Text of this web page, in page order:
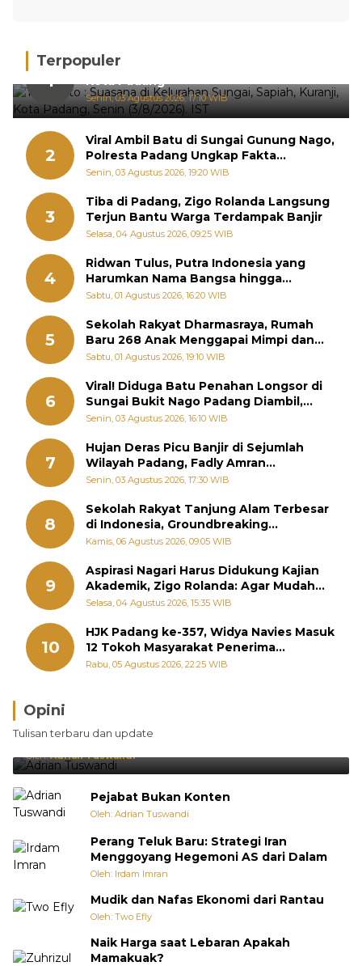
Terpopuler
1
Hujan Deras, 15 Titik Banjir Terdeteksi di
Kota Padang
Senin, 03 Agustus 2026, 17:10 WIB
2
Viral Ambil Batu di Sungai Gunung Nago,
Polresta Padang Ungkap Fakta
Sebenarnya
Senin, 03 Agustus 2026, 19:20 WIB
3
Tiba di Padang, Zigo Rolanda Langsung
Terjun Bantu Warga Terdampak Banjir
Selasa, 04 Agustus 2026, 09:25 WIB
4
Ridwan Tulus, Putra Indonesia yang
Harumkan Nama Bangsa hingga
Diabadikan dalam Buku Jepang
Sabtu, 01 Agustus 2026, 16:20 WIB
5
Sekolah Rakyat Dharmasraya, Rumah
Baru 268 Anak Menggapai Mimpi dan
Memutus Rantai Kemiskinan
Sabtu, 01 Agustus 2026, 19:10 WIB
6
Viral! Diduga Batu Penahan Longsor di
Sungai Bukit Nago Padang Diambil,
Warga Khawatir Bencana Terulang
Senin, 03 Agustus 2026, 16:10 WIB
7
Hujan Deras Picu Banjir di Sejumlah
Wilayah Padang, Fadly Amran
Perintahkan OPD Siaga
Senin, 03 Agustus 2026, 17:30 WIB
8
Sekolah Rakyat Tanjung Alam Terbesar
di Indonesia, Groundbreaking
September
Kamis, 06 Agustus 2026, 09:05 WIB
9
Aspirasi Nagari Harus Didukung Kajian
Akademik, Zigo Rolanda: Agar Mudah
Diperjuangkan di Kementerian
Selasa, 04 Agustus 2026, 15:35 WIB
10
HJK Padang ke-357, Widya Navies Masuk
12 Tokoh Masyarakat Penerima
Penghargaan Pemko Padang
Rabu, 05 Agustus 2026, 22:25 WIB
Opini
Tulisan terbaru dan update
Brasil Lebih Diunggulkan, tetapi Jepang Selalu
Punya Cara Membuat Kejutan
Oleh:Adrian Tuswandi
Pejabat Bukan Konten
Oleh: Adrian Tuswandi
Perang Teluk Baru: Strategi Iran
Menggoyang Hegemoni AS dari Dalam
Oleh: Irdam Imran
Mudik dan Nafas Ekonomi dari Rantau
Oleh: Two Efly
Naik Harga saat Lebaran Apakah
Mamakuak?